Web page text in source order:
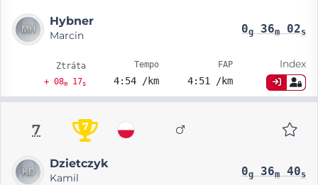
Hybner
Marcin 0g36m02s
Ztráta
+ 08m17s
Tempo
4:54 /km
FAP
4:51 /km
Index
7 7
Dzietczyk
Kamil 0g36m40s